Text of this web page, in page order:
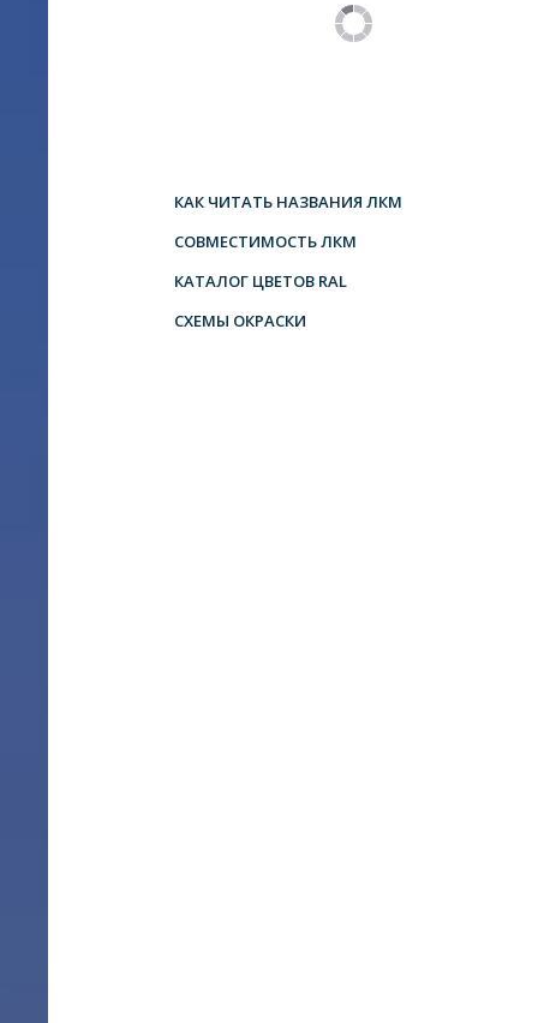
КАК ЧИТАТЬ НАЗВАНИЯ ЛКМ
СОВМЕСТИМОСТЬ ЛКМ
КАТАЛОГ ЦВЕТОВ RAL
СХЕМЫ ОКРАСКИ